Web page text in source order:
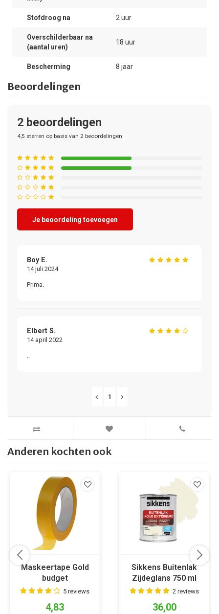
Stofdroog na 2 uur
Overschilderbaar na
(aantal uren)
18 uur
Bescherming 8 jaar
Beoordelingen
2 beoordelingen
4,5 sterren op basis van 2 beoordelingen
Je beoordeling toevoegen
Boy E.
14 juli 2024
Prima.
Elbert S.
14 april 2022
..
1
Anderen kochten ook
Maskeertape Gold
budget
5 reviews
4,83
Sikkens Buitenlak
Zijdeglans 750 ml
Ivoorwit2 reviews
36,00